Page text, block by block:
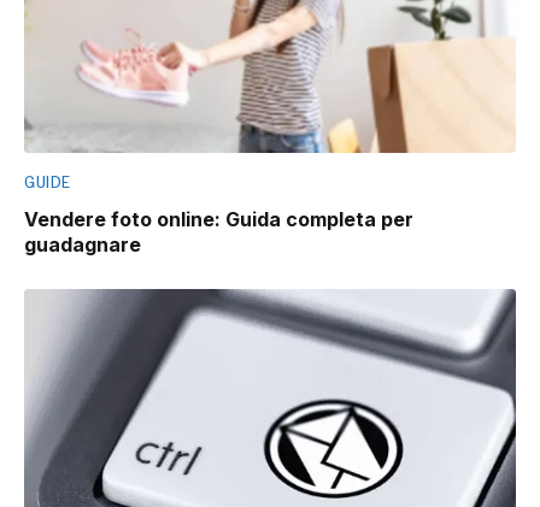
GUIDE
Vendere foto online: Guida completa per
guadagnare